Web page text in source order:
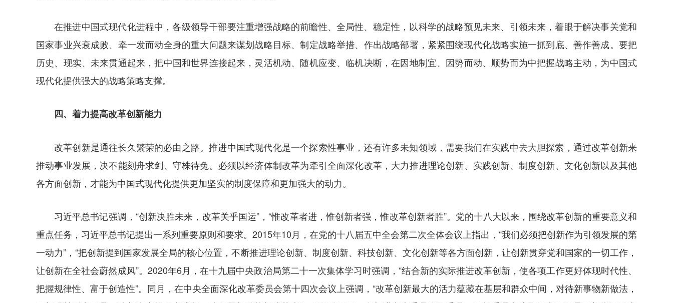
在推进中国式现代化进程中，各级领导干部要注重增强战略的前瞻性、全局性、稳定性，以科学的战略预见未来、引领未来，着眼于解决事关党和
国家事业兴衰成败、牵一发而动全身的重大问题来谋划战略目标、制定战略举措、作出战略部署，紧紧围绕现代化战略实施一抓到底、善作善成。要把
历史、现实、未来贯通起来，把中国和世界连接起来，灵活机动、随机应变、临机决断，在因地制宜、因势而动、顺势而为中把握战略主动，为中国式
现代化提供强大的战略策略支撑。
四、着力提高改革创新能力
改革创新是通往长久繁荣的必由之路。推进中国式现代化是一个探索性事业，还有许多未知领域，需要我们在实践中去大胆探索，通过改革创新来
推动事业发展，决不能刻舟求剑、守株待兔。必须以经济体制改革为牵引全面深化改革，大力推进理论创新、实践创新、制度创新、文化创新以及其他
各方面创新，才能为中国式现代化提供更加坚实的制度保障和更加强大的动力。
习近平总书记强调，“创新决胜未来，改革关乎国运”，“惟改革者进，惟创新者强，惟改革创新者胜”。党的十八大以来，围绕改革创新的重要意义和
重点任务，习近平总书记提出一系列重要原则和要求。2015年10月，在党的十八届五中全会第二次全体会议上指出，“我们必须把创新作为引领发展的第
一动力”，“把创新提到国家发展全局的核心位置，不断推进理论创新、制度创新、科技创新、文化创新等各方面创新，让创新贯穿党和国家的一切工作，
让创新在全社会蔚然成风”。2020年6月，在十九届中央政治局第二十一次集体学习时强调，“结合新的实际推进改革创新，使各项工作更好体现时代性、
把握规律性、富于创造性”。同月，在中央全面深化改革委员会第十四次会议上强调，“改革创新最大的活力蕴藏在基层和群众中间，对待新事物新做法，